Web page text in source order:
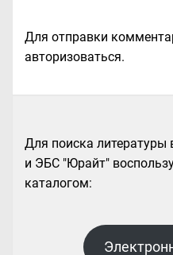
Для отправки
авторизоваться.
Для поиска
и ЭБС "Юрайт"
каталогом: